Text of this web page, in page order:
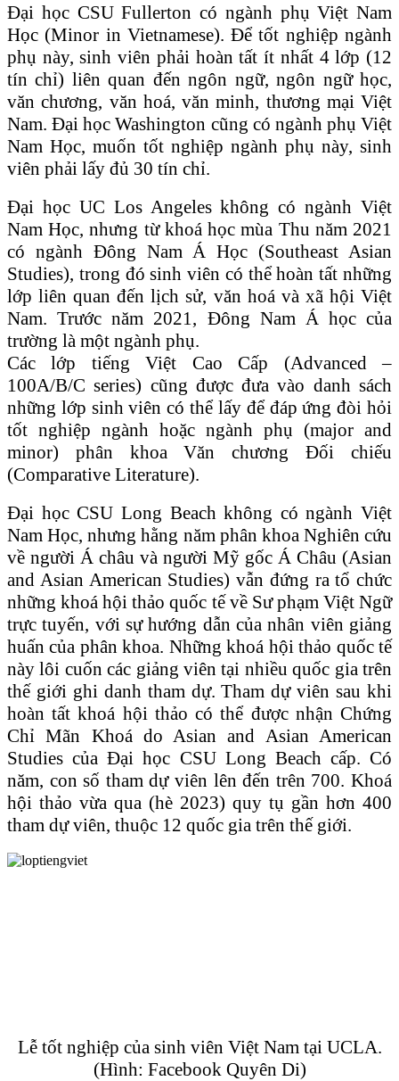
Đại học CSU Fullerton có ngành phụ Việt Nam
Học (Minor in Vietnamese). Để tốt nghiệp ngành
phụ này, sinh viên phải hoàn tất ít nhất 4 lớp (12
tín chỉ) liên quan đến ngôn ngữ, ngôn ngữ học,
văn chương, văn hoá, văn minh, thương mại Việt
Nam. Đại học Washington cũng có ngành phụ Việt
Nam Học, muốn tốt nghiệp ngành phụ này, sinh
viên phải lấy đủ 30 tín chỉ.
Đại học UC Los Angeles không có ngành Việt
Nam Học, nhưng từ khoá học mùa Thu năm 2021
có ngành Đông Nam Á Học (Southeast Asian
Studies), trong đó sinh viên có thể hoàn tất những
lớp liên quan đến lịch sử, văn hoá và xã hội Việt
Nam. Trước năm 2021, Đông Nam Á học của
trường là một ngành phụ.
Các lớp tiếng Việt Cao Cấp (Advanced –
100A/B/C series) cũng được đưa vào danh sách
những lớp sinh viên có thể lấy để đáp ứng đòi hỏi
tốt nghiệp ngành hoặc ngành phụ (major and
minor) phân khoa Văn chương Đối chiếu
(Comparative Literature).
Đại học CSU Long Beach không có ngành Việt
Nam Học, nhưng hằng năm phân khoa Nghiên cứu
về người Á châu và người Mỹ gốc Á Châu (Asian
and Asian American Studies) vẫn đứng ra tổ chức
những khoá hội thảo quốc tế về Sư phạm Việt Ngữ
trực tuyến, với sự hướng dẫn của nhân viên giảng
huấn của phân khoa. Những khoá hội thảo quốc tế
này lôi cuốn các giảng viên tại nhiều quốc gia trên
thế giới ghi danh tham dự. Tham dự viên sau khi
hoàn tất khoá hội thảo có thể được nhận Chứng
Chỉ Mãn Khoá do Asian and Asian American
Studies của Đại học CSU Long Beach cấp. Có
năm, con số tham dự viên lên đến trên 700. Khoá
hội thảo vừa qua (hè 2023) quy tụ gần hơn 400
tham dự viên, thuộc 12 quốc gia trên thế giới.
Lễ tốt nghiệp của sinh viên Việt Nam tại UCLA.
(Hình: Facebook Quyên Di)